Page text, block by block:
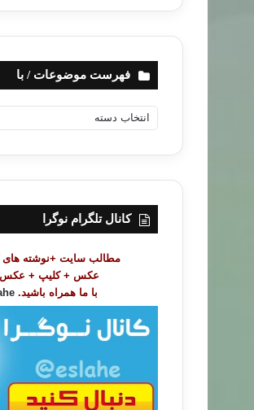
فهرست موضوعات / با
ه
ت
ض
کانال تلگرام نوگرا
مطالب سایت +نوشته های
عکس + کلیپ + عکس
با ما همراه باشید.